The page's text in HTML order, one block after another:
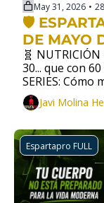
May 31, 2026 •
🛡️
DE MAYO
🧬
30... que con
SERIES:
arrasando 🏡
Reformas, caos
Javi Molina
Espartapro FULL